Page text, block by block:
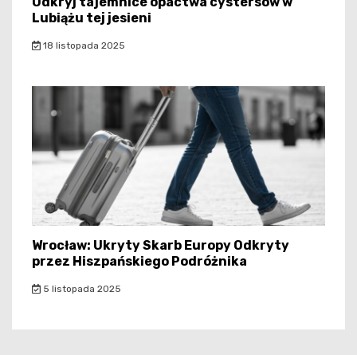
Lubiążu tej jesieni
18 listopada 2025
Wrocław: Ukryty Skarb Europy Odkryty
przez Hiszpańskiego Podróżnika
5 listopada 2025